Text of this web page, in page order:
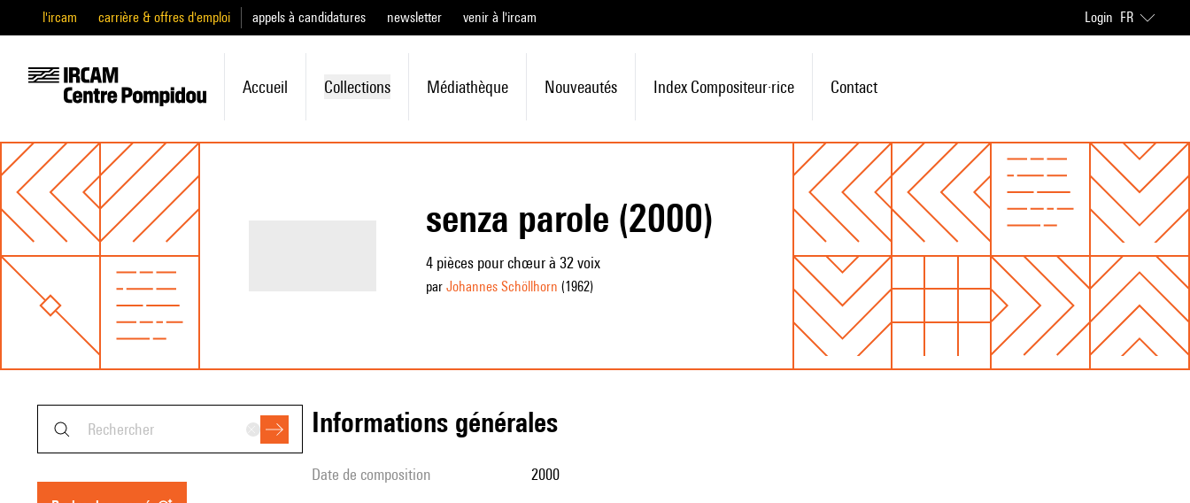
l'ircam carrière & offres d'emploi appels à candidatures newsletter venir à l'ircam Login FR
Accueil Collections Médiathèque Nouveautés Index Compositeur·rice Contact
senza parole (2000)
4 pièces pour chœur à 32 voix
par Johannes Schöllhorn (1962)
informations générales
date de composition 2000